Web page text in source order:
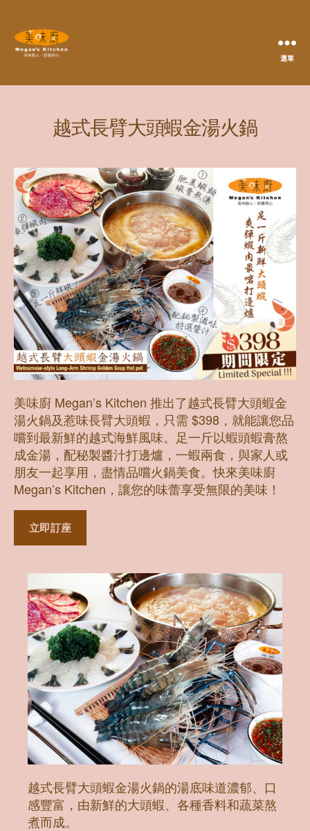
Kitchen
選單
越式長臂大頭蝦金湯火鍋
美味廚 Megan’s Kitchen 推出了越式長臂大頭蝦金
湯火鍋及惹味長臂大頭蝦，只需 $398，就能讓您品
嚐到最新鮮的越式海鮮風味。足一斤以蝦頭蝦膏熬
成金湯，配秘製醬汁打邊爐，一蝦兩食，與家人或
朋友一起享用，盡情品嚐火鍋美食。快來美味廚
Megan’s Kitchen，讓您的味蕾享受無限的美味！
立即訂座
越式長臂大頭蝦金湯火鍋的湯底味道濃郁、口
感豐富，由新鮮的大頭蝦、各種香料和蔬菜熬
煮而成。